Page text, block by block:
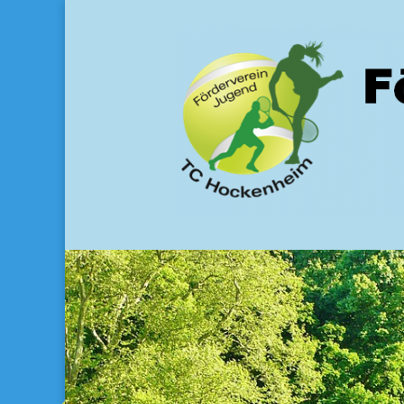
Förderverein